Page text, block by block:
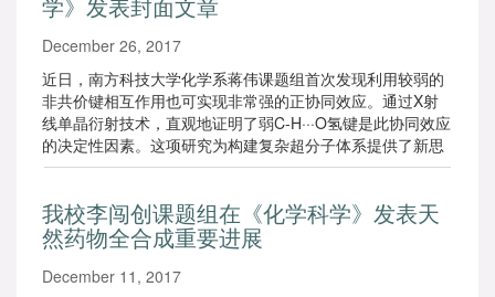
December 26, 2017
近日，南方科技大学化学系蒋伟课题组首次发现利用较弱的
非共价键相互作用也可实现非常强的正协同效应。通过X射
线单晶衍射技术，直观地证明了弱C-H···O氢键是此协同效应
的决定性因素。这项研究为构建复杂超分子体系提供了新思
路，研究成果发表在化学类顶级期刊《德国应用化学》
选作封面。
我校李闯创课题组在《化学科学》发表天
然药物全合成重要进展
December 11, 2017